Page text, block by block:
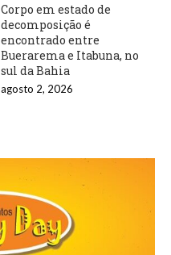
Corpo em estado de
decomposição é
encontrado entre
Buerarema e Itabuna, no
sul da Bahia
agosto 2, 2026